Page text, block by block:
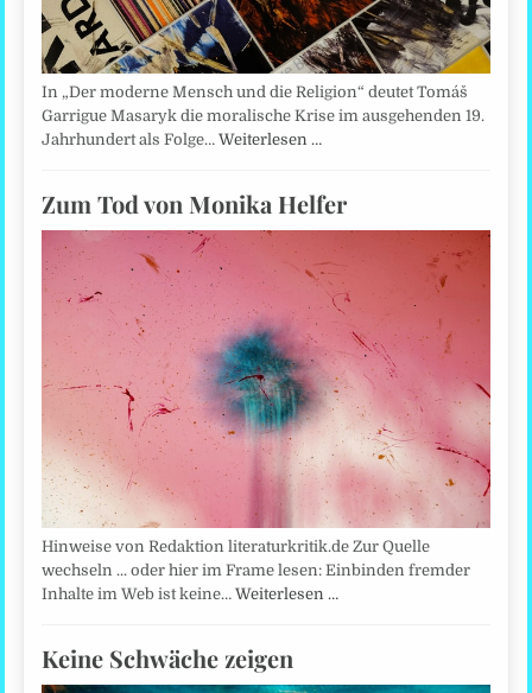
In „Der moderne Mensch und die Religion“ deutet Tomáš
Garrigue Masaryk die moralische Krise im ausgehenden 19.
Jahrhundert als Folge…Weiterlesen …
Zum Tod von Monika Helfer
Hinweise von Redaktion literaturkritik.de Zur Quelle
wechseln ... oder hier im Frame lesen: Einbinden fremder
Inhalte im Web ist keine…Weiterlesen …
Keine Schwäche zeigen